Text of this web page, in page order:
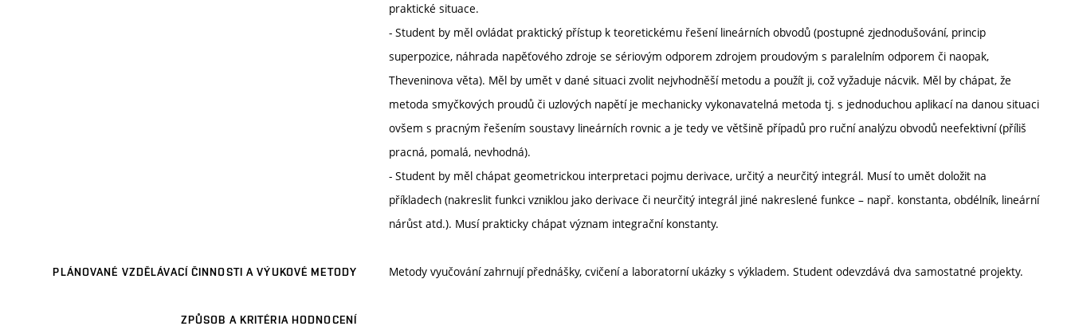
praktické situace.
- Student by měl ovládat praktický přístup k teoretickému řešení lineárních obvodů (postupné zjednodušování, princip
superpozice, náhrada napěťového zdroje se sériovým odporem zdrojem proudovým s paralelním odporem či naopak,
Theveninova věta). Měl by umět v dané situaci zvolit nejvhodněší metodu a použít ji, což vyžaduje nácvik. Měl by chápat, že
metoda smyčkových proudů či uzlových napětí je mechanicky vykonavatelná metoda tj. s jednoduchou aplikací na danou situaci
ovšem s pracným řešením soustavy lineárních rovnic a je tedy ve většině případů pro ruční analýzu obvodů neefektivní (příliš
pracná, pomalá, nevhodná).
- Student by měl chápat geometrickou interpretaci pojmu derivace, určitý a neurčitý integrál. Musí to umět doložit na
příkladech (nakreslit funkci vzniklou jako derivace či neurčitý integrál jiné nakreslené funkce – např. konstanta, obdélník, lineární
nárůst atd.). Musí prakticky chápat význam integrační konstanty.
PLÁNOVANÉ VZDĚLÁVACÍ ČINNOSTI A VÝUKOVÉ METODY Metody vyučování zahrnují přednášky, cvičení a laboratorní ukázky s výkladem. Student odevzdává dva samostatné projekty.
ZPŮSOB A KRITÉRIA HODNOCENÍ